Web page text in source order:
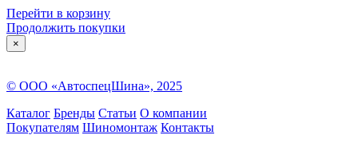
Перейти в корзину
Продолжить покупки
×
© ООО «АвтоспецШина», 2025
Каталог Бренды Статьи О компании
Покупателям Шиномонтаж Контакты